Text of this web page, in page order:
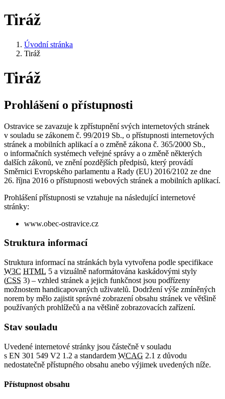
Tiráž
Úvodní stránka
Tiráž
Tiráž
Prohlášení o přístupnosti
Ostravice se zavazuje k zpřístupnění svých internetových stránek
v souladu se zákonem č. 99/2019 Sb., o přístupnosti internetových
stránek a mobilních aplikací a o změně zákona č. 365/2000 Sb.,
o informačních systémech veřejné správy a o změně některých
dalších zákonů, ve znění pozdějších předpisů, který provádí
Směrnici Evropského parlamentu a Rady (EU) 2016/2102 ze dne
26. října 2016 o přístupnosti webových stránek a mobilních aplikací.
Prohlášení přístupnosti se vztahuje na následující internetové
stránky:
www.obec-ostravice.cz
Struktura informací
Struktura informací na stránkách byla vytvořena podle specifikace
W3C HTML 5 a vizuálně naformátována kaskádovými styly
(CSS 3) – vzhled stránek a jejich funkčnost jsou podřízeny
možnostem handicapovaných uživatelů. Dodržení výše zmíněných
norem by mělo zajistit správné zobrazení obsahu stránek ve většině
používaných prohlížečů a na většině zobrazovacích zařízení.
Stav souladu
Uvedené internetové stránky jsou částečně v souladu
s EN 301 549 V2 1.2 a standardem WCAG 2.1 z důvodu
nedostatečně přístupného obsahu anebo výjimek uvedených níže.
Přístupnost obsahu